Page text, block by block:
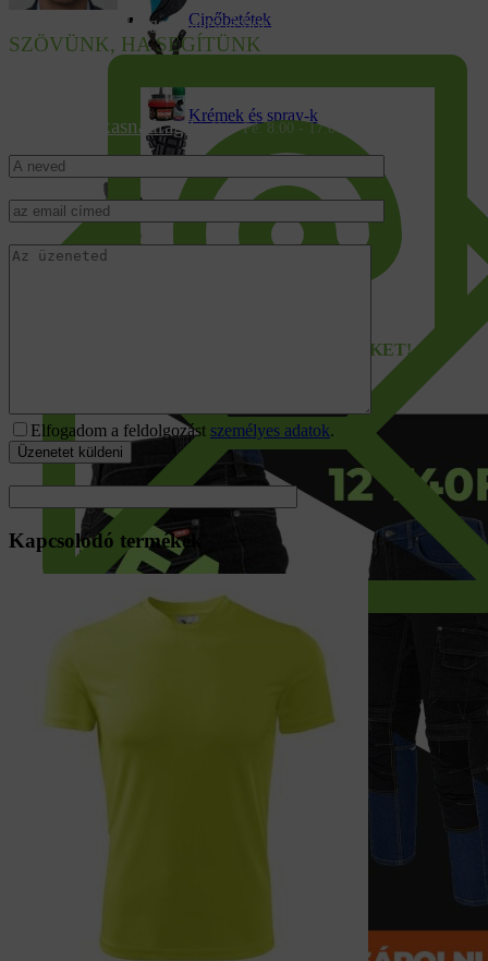
Cipőbetétek
Krémek és spray-k
NE HAGYD KI AZ RENDEZVÉNYEKET!
Tanácsra van szüksége a választáshoz?
SZÖVÜNK, HA SEGÍTÜNK
info@munkasnadrag.huHé - Pé: 8:00 - 17:00
Elfogadom a feldolgozást személyes adatok.
Kapcsolódó termékek